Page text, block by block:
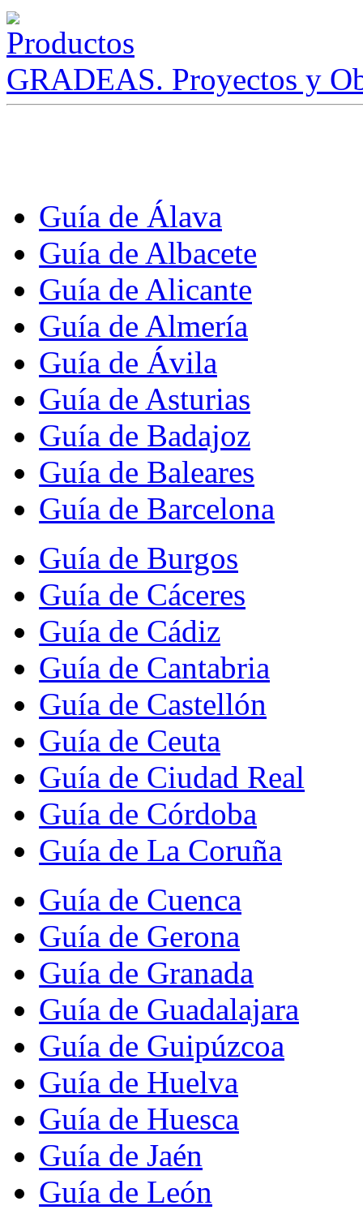
GRADEAS. Proyectos y
Guía de Álava
Guía de Albacete
Guía de Alicante
Guía de Almería
Guía de Ávila
Guía de Asturias
Guía de Badajoz
Guía de Baleares
Guía de Barcelona
Guía de Burgos
Guía de Cáceres
Guía de Cádiz
Guía de Cantabria
Guía de Castellón
Guía de Ceuta
Guía de Ciudad Real
Guía de Córdoba
Guía de La Coruña
Guía de Cuenca
Guía de Gerona
Guía de Granada
Guía de Guadalajara
Guía de Guipúzcoa
Guía de Huelva
Guía de Huesca
Guía de Jaén
Guía de León